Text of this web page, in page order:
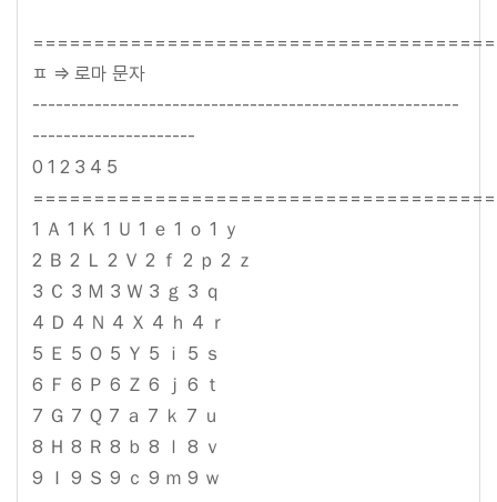
ㅍ => 로마 문자
-------------------------------------------------------
---------------------
0 1 2 3 4 5
1 Ａ 1 Ｋ 1 Ｕ 1 ｅ 1 ｏ 1 ｙ
2 Ｂ 2 Ｌ 2 Ｖ 2 ｆ 2 ｐ 2 ｚ
3 Ｃ 3 Ｍ 3 Ｗ 3 ｇ 3 ｑ
4 Ｄ 4 Ｎ 4 Ｘ 4 ｈ 4 ｒ
5 Ｅ 5 Ｏ 5 Ｙ 5 ｉ 5 ｓ
6 Ｆ 6 Ｐ 6 Ｚ 6 ｊ 6 ｔ
7 Ｇ 7 Ｑ 7 ａ 7 ｋ 7 ｕ
8 Ｈ 8 Ｒ 8 ｂ 8 ｌ 8 ｖ
9 Ｉ 9 Ｓ 9 ｃ 9 ｍ 9 ｗ